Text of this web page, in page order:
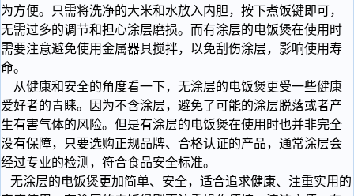
为方便。只需将洗净的大米和水放入内胆，按下煮饭键即可，
无需过多的调节和担心涂层磨损。而有涂层的电饭煲在使用时
需要注意避免使用金属器具搅拌，以免刮伤涂层，影响使用寿
命。
​从健康和安全的角度看一下，无涂层的电饭煲更受一些健康
爱好者的青睐。因为不含涂层，避免了可能的涂层脱落或者产
生有害气体的风险。但是有涂层的电饭煲在使用时也并非完全
没有保障，只要选购正规品牌、合格认证的产品，通常涂层会
经过专业的检测，符合食品安全标准。
无涂层的电饭煲更加简单、安全，适合追求健康、注重实用的